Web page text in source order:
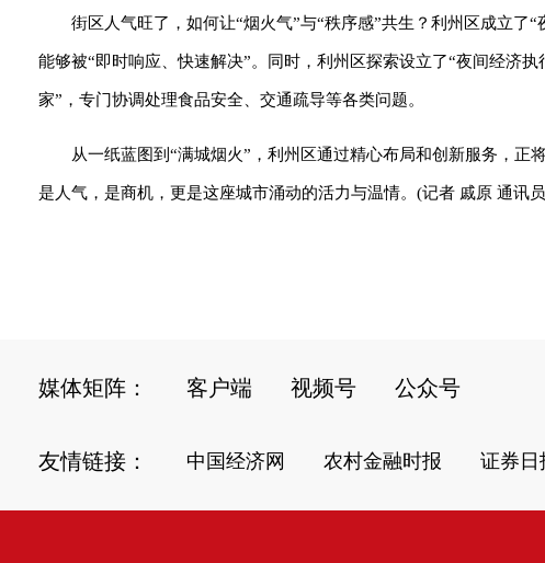
街区人气旺了，如何让“烟火气”与“秩序感”共生？利州区成立了
能够被“即时响应、快速解决”。同时，利州区探索设立了“夜间经济
家”，专门协调处理食品安全、交通疏导等各类问题。
从一纸蓝图到“满城烟火”，利州区通过精心布局和创新服务，
是人气，是商机，更是这座城市涌动的活力与温情。(记者 戚原 通讯员
媒体矩阵： 客户端 视频号 公众号
友情链接： 中国经济网 农村金融时报 证券日